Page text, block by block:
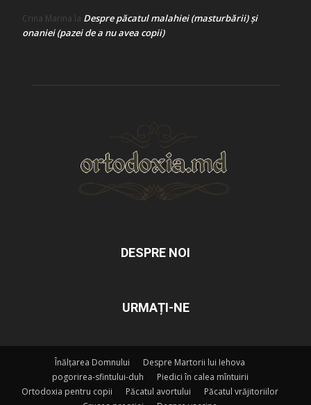
Crina Marina la Despre păcatul malahiei (masturbării) şi
onaniei (pazei de a nu avea copii)
DESPRE NOI
URMAȚI-NE
Înălțarea Domnului
Despre Martorii lui Iehova
pogorirea-sfintului-duh
Piedici în calea mîntuirii
Ortodoxia pentru copii
Păcatul avortului
Păcatul vrăjitoriilor